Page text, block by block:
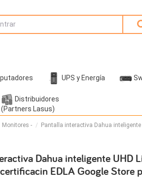
UPS y Energía
Distribuidores
(Partners Lasus)
Monitores -
Pantalla interactiva Dahua
Dahua inteligente UHD
EDLA Google Store